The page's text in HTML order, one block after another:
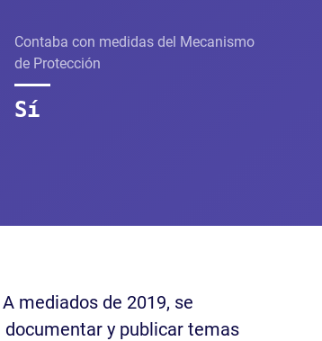
Contaba con medidas del Mecanismo
de Protección
Sí
mediados de 2019, se
documentar y publicar temas